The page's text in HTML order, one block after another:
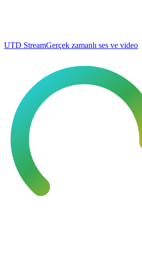
UTD StreamGerçek zamanlı ses ve video